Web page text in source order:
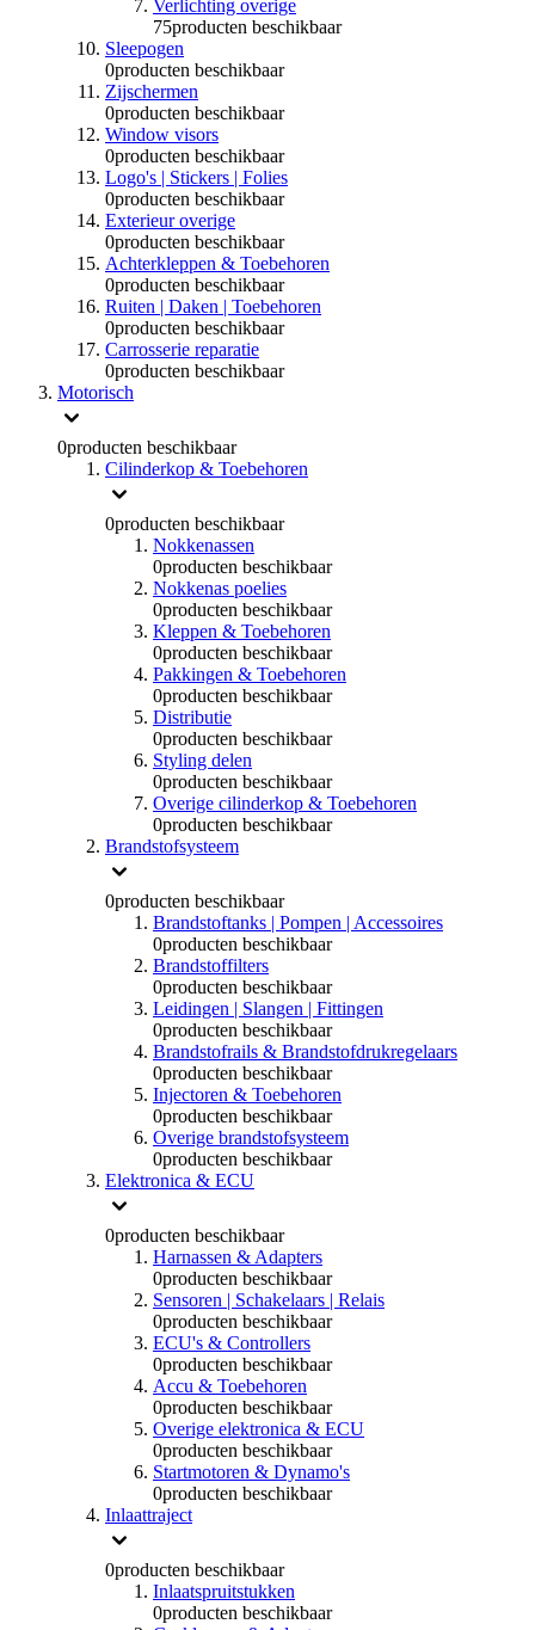
Verlichting overige
75producten beschikbaar
Sleepogen
0producten beschikbaar
Zijschermen
0producten beschikbaar
Window visors
0producten beschikbaar
Logo's | Stickers | Folies
0producten beschikbaar
Exterieur overige
0producten beschikbaar
Achterkleppen & Toebehoren
0producten beschikbaar
Ruiten | Daken | Toebehoren
0producten beschikbaar
Carrosserie reparatie
0producten beschikbaar
Motorisch
0producten beschikbaar
Cilinderkop & Toebehoren
0producten beschikbaar
Nokkenassen
0producten beschikbaar
Nokkenas poelies
0producten beschikbaar
Kleppen & Toebehoren
0producten beschikbaar
Pakkingen & Toebehoren
0producten beschikbaar
Distributie
0producten beschikbaar
Styling delen
0producten beschikbaar
Overige cilinderkop & Toebehoren
0producten beschikbaar
Brandstofsysteem
0producten beschikbaar
Brandstoftanks | Pompen | Accessoires
0producten beschikbaar
Brandstoffilters
0producten beschikbaar
Leidingen | Slangen | Fittingen
0producten beschikbaar
Brandstofrails & Brandstofdrukregelaars
0producten beschikbaar
Injectoren & Toebehoren
0producten beschikbaar
Overige brandstofsysteem
0producten beschikbaar
Elektronica & ECU
0producten beschikbaar
Harnassen & Adapters
0producten beschikbaar
Sensoren | Schakelaars | Relais
0producten beschikbaar
ECU's & Controllers
0producten beschikbaar
Accu & Toebehoren
0producten beschikbaar
Overige elektronica & ECU
0producten beschikbaar
Startmotoren & Dynamo's
0producten beschikbaar
Inlaattraject
0producten beschikbaar
Inlaatspruitstukken
0producten beschikbaar